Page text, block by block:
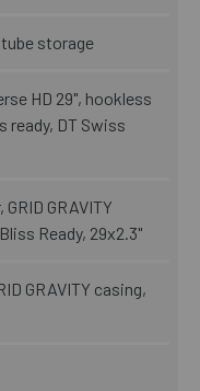
storage
HD 29", hookless
ready, DT Swiss
GRID GRAVITY
Ready, 29x2.3"
GRAVITY casing,